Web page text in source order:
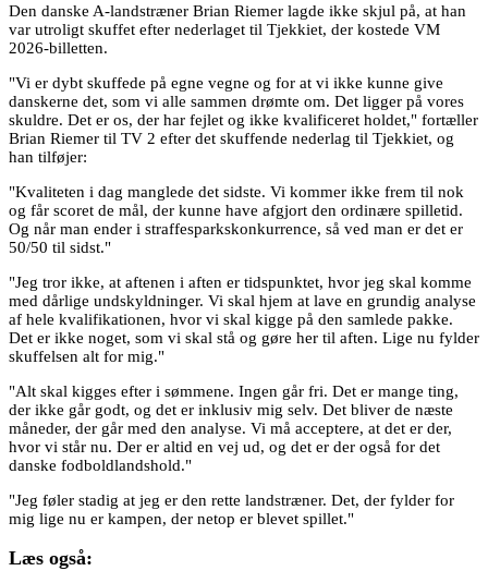
Den danske A-landstræner Brian Riemer lagde ikke skjul på, at han
var utroligt skuffet efter nederlaget til Tjekkiet, der kostede VM
2026-billetten.
"Vi er dybt skuffede på egne vegne og for at vi ikke kunne give
danskerne det, som vi alle sammen drømte om. Det ligger på vores
skuldre. Det er os, der har fejlet og ikke kvalificeret holdet," fortæller
Brian Riemer til TV 2 efter det skuffende nederlag til Tjekkiet, og
han tilføjer:
"Kvaliteten i dag manglede det sidste. Vi kommer ikke frem til nok
og får scoret de mål, der kunne have afgjort den ordinære spilletid.
Og når man ender i straffesparkskonkurrence, så ved man er det er
50/50 til sidst."
"Jeg tror ikke, at aftenen i aften er tidspunktet, hvor jeg skal komme
med dårlige undskyldninger. Vi skal hjem at lave en grundig analyse
af hele kvalifikationen, hvor vi skal kigge på den samlede pakke.
Det er ikke noget, som vi skal stå og gøre her til aften. Lige nu fylder
skuffelsen alt for mig."
"Alt skal kigges efter i sømmene. Ingen går fri. Det er mange ting,
der ikke går godt, og det er inklusiv mig selv. Det bliver de næste
måneder, der går med den analyse. Vi må acceptere, at det er der,
hvor vi står nu. Der er altid en vej ud, og det er der også for det
danske fodboldlandshold."
"Jeg føler stadig at jeg er den rette landstræner. Det, der fylder for
mig lige nu er kampen, der netop er blevet spillet."
Læs også: